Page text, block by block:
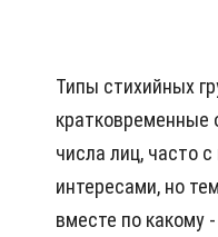
Типы стихийных
кратковременные
числа лиц, часто
интересами, но
вместе по какому